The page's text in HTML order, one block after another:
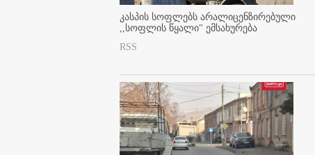
კასპის სოფლებს არალიცენზირებული
,,სოფლის წყალი" ემსახურება
RSS